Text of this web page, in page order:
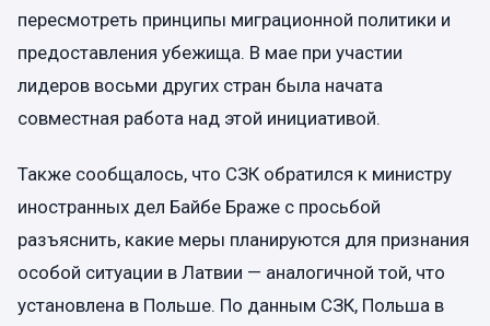
пересмотреть принципы миграционной политики и
предоставления убежища. В мае при участии
лидеров восьми других стран была начата
совместная работа над этой инициативой.
Также сообщалось, что СЗК обратился к министру
иностранных дел Байбе Браже с просьбой
разъяснить, какие меры планируются для признания
особой ситуации в Латвии — аналогичной той, что
установлена в Польше. По данным СЗК, Польша в